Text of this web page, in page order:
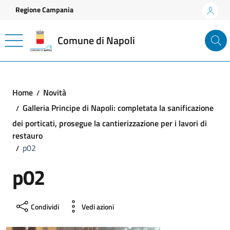
Vai ai contenuti
Vai al footer
Regione Campania
Comune di Napoli
Home
Novità
Galleria Principe di Napoli: completata la sanificazione
dei porticati, prosegue la cantierizzazione per i lavori di
restauro
p02
p02
Condividi Vedi azioni